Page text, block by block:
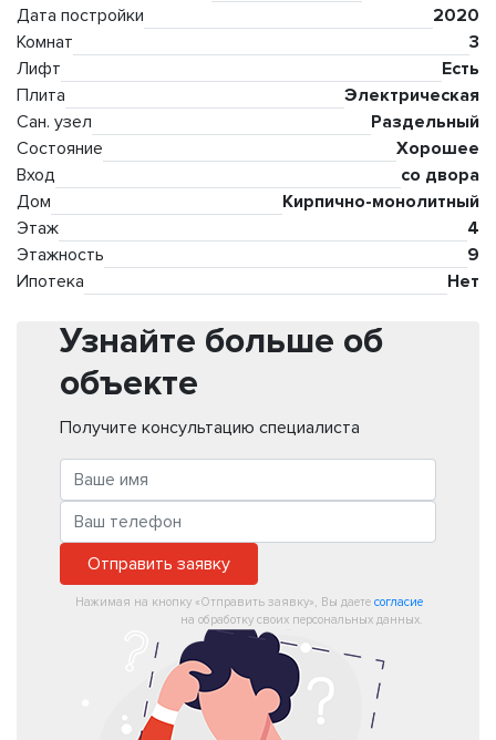
Дата постройки
2020
Комнат
3
Лифт
Есть
Плита
Электрическая
Сан. узел
Раздельный
Состояние
Хорошее
Вход
со двора
Дом
Кирпично-монолитный
Этаж
4
Этажность
9
Ипотека
Нет
Узнайте больше об
объекте
Получите консультацию специалиста
Отправить заявку
Нажимая на кнопку «Отправить заявку», Вы даете согласие
на обработку своих персональных данных.